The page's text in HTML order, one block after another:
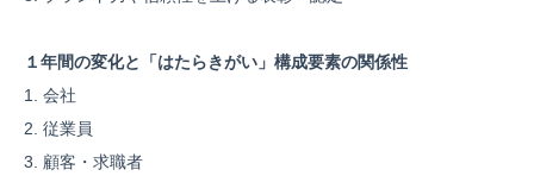
１年間の変化と「はたらきがい」構成要素の関係性
1. 会社
2. 従業員
3. 顧客・求職者